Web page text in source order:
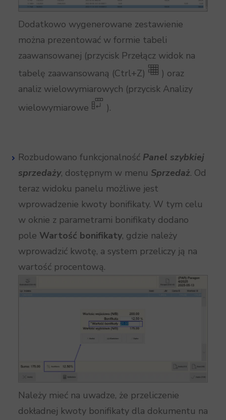
Dodatkowo wygenerowane zestawienie
można prezentować w formie tabeli
zaawansowanej (przycisk Przełącz widok na
tabelę zaawansowaną (Ctrl+Z)
) oraz
analiz wielowymiarowych (przycisk Analizy
wielowymiarowe
).
Rozbudowano funkcjonalność Panel szybkiej
sprzedaży, dostępnym w menu Sprzedaż. Od
teraz widoku panelu możliwe jest
wprowadzenie kwoty bonifikaty. W tym celu
w oknie z parametrami bonifikaty dodano
pole Wartość bonifikaty, gdzie należy
wprowadzić kwotę, a system przeliczy ją na
wartość procentową.
Należy mieć na uwadze, że przeliczenie
dokładnej kwoty bonifikaty dla dokumentu na